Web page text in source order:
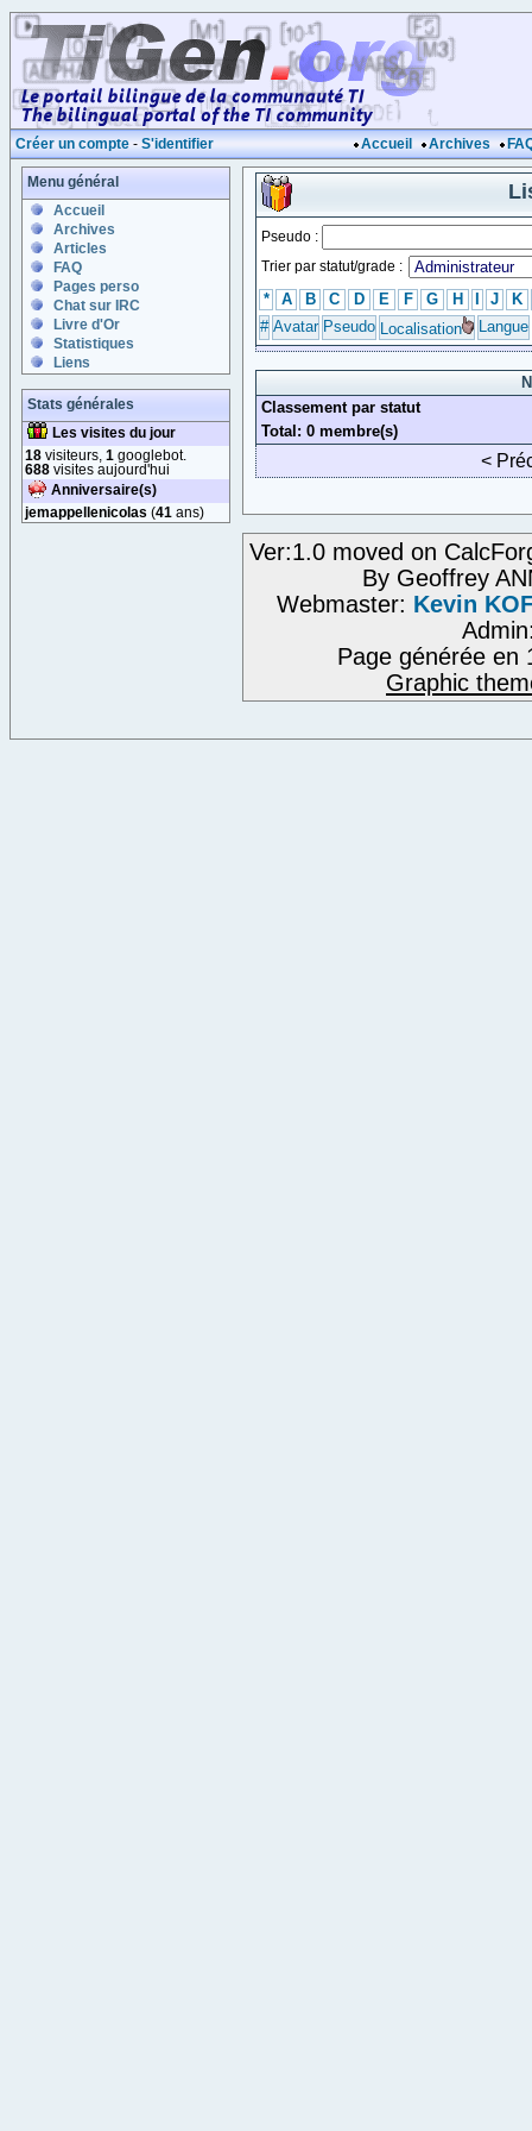
Créer un compte - S'identifier Accueil Archives
Menu général
Accueil
Archives
Articles
FAQ
Pages perso
Chat sur IRC
Livre d'Or
Statistiques
Liens
Stats générales
Les visites du jour
18 visiteurs, 1 googlebot.
688 visites aujourd'hui
Anniversaire(s)
jemappellenicolas (41 ans)
Pseudo :
Trier par statut/grade :
* A B C D E F G H J
K
# Avatar Pseudo Localisation Langue
Classement par statut
Total: 0 membre(s)
<
Ver:1.0 moved on
By Geoffrey
Webmaster: Kevin
Page générée en
Graphic